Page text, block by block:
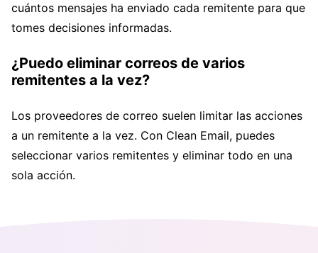
cuántos mensajes ha enviado cada remitente para que
tomes decisiones informadas.
¿Puedo eliminar correos de varios
remitentes a la vez?
Los proveedores de correo suelen limitar las acciones
a un remitente a la vez. Con Clean Email, puedes
seleccionar varios remitentes y eliminar todo en una
sola acción.